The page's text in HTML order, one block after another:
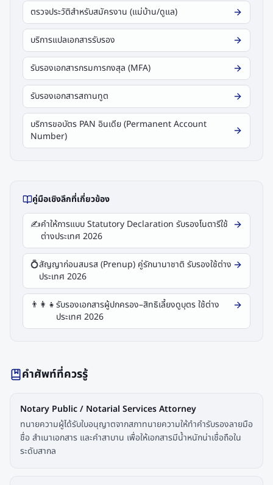
ตรวจประวัติสำหรับสมัครงาน (แม่บ้าน/ดูแล)
บริการแปลเอกสารรับรอง
รับรองเอกสารกรมการกงสุล (MFA)
รับรองเอกสารสถานทูต
บริการขอบัตร PAN อินเดีย (Permanent Account
Number)
คู่มือเชิงลึกที่เกี่ยวข้อง
✍️คำให้การแบบ Statutory Declaration รับรองโนตารีใช้
ต่างประเทศ 2026
💍สัญญาก่อนสมรส (Prenup) คู่รักนานาชาติ รับรองใช้ต่าง
ประเทศ 2026
👨‍👩‍👧รับรองเอกสารผู้ปกครอง–สิทธิเลี้ยงดูบุตร ใช้ต่าง
ประเทศ 2026
คำศัพท์ที่ควรรู้
Notary Public / Notarial Services Attorney
ทนายความผู้ได้รับใบอนุญาตจากสภาทนายความให้ทำคำรับรองลายมือ
ชื่อ สำเนาเอกสาร และคำสาบาน เพื่อให้เอกสารมีน้ำหนักน่าเชื่อถือใน
ระดับสากล